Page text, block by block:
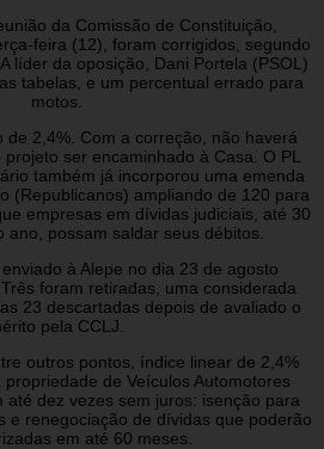
da Comissão de Constituição,
feira (12), foram corrigidos, segundo
líder da oposição, Dani Portela (PSOL)
tabelas, e um percentual errado para
motos.
de 2,4%. Com a correção, não haverá
ser encaminhado à Casa. O PL
também já incorporou uma emenda
(Republicanos) ampliando de 120 para
empresas em dívidas judiciais, até 30
ano, possam saldar seus débitos.
à Alepe no dia 23 de agosto
foram retiradas, uma considerada
23 descartadas depois de avaliado o
pela CCLJ.
outros pontos, índice linear de 2,4%
de Veículos Automotores
até dez vezes sem juros: isenção para
e renegociação de dívidas que poderão
em até 60 meses.